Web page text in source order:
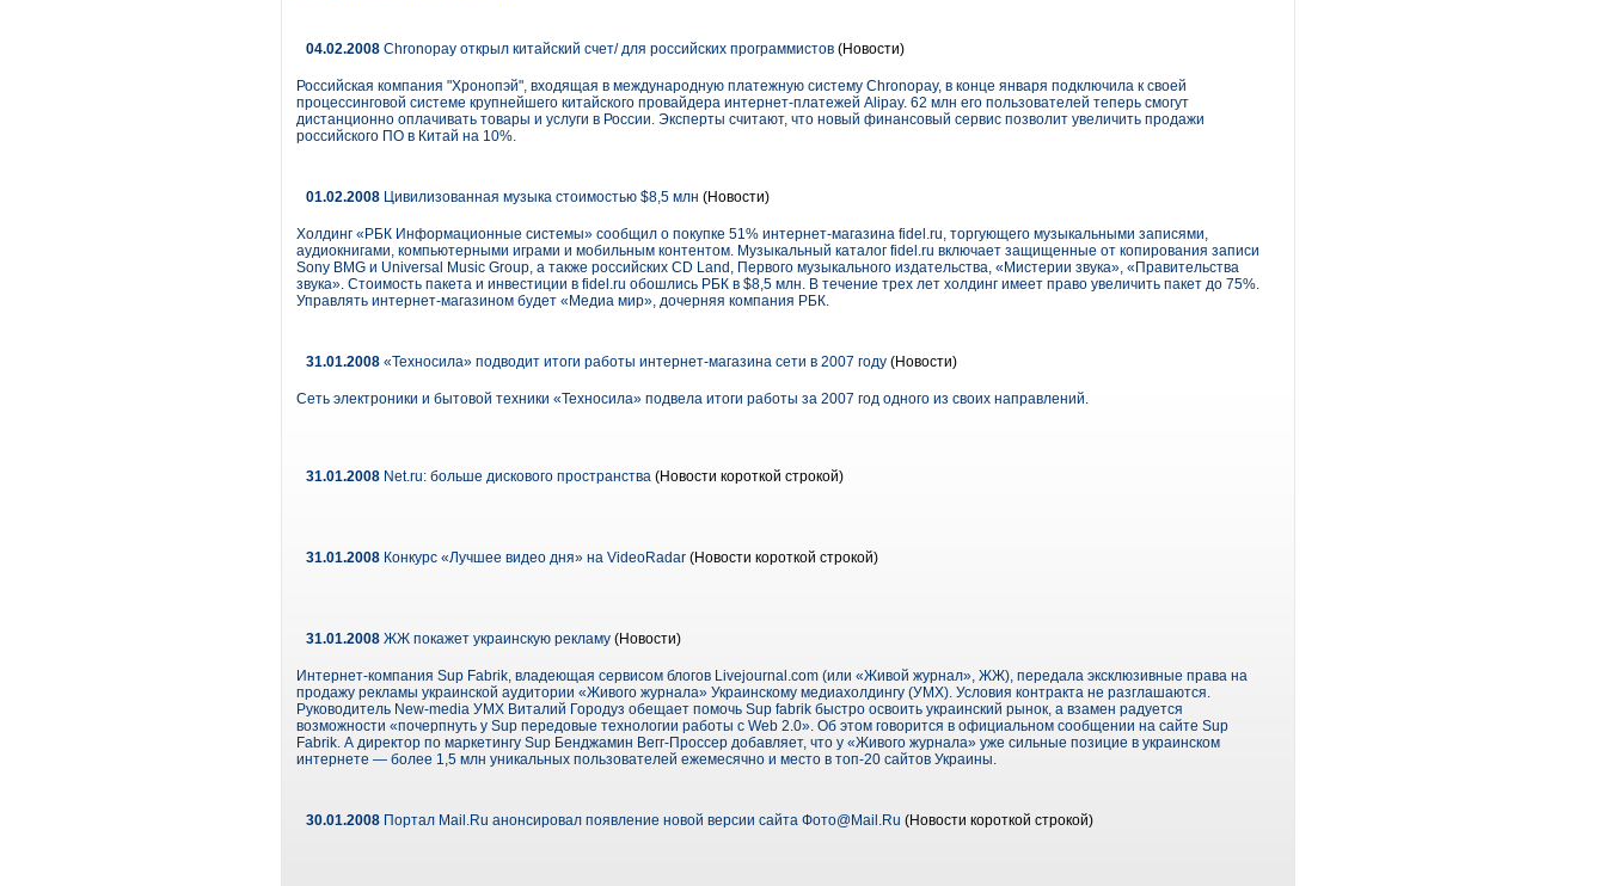
04.02.2008 Chronopay открыл китайский счет/ для российских программистов (Новости)
Российская компания "Хронопэй", входящая в международную платежную систему Chronopay, в конце января подключила к своей
процессинговой системе крупнейшего китайского провайдера интернет-платежей Alipay. 62 млн его пользователей теперь смогут
дистанционно оплачивать товары и услуги в России. Эксперты считают, что новый финансовый сервис позволит увеличить продажи
российского ПО в Китай на 10%.
01.02.2008 Цивилизованная музыка стоимостью $8,5 млн (Новости)
Холдинг «РБК Информационные системы» сообщил о покупке 51% интернет-магазина fidel.ru, торгующего музыкальными записями,
аудиокнигами, компьютерными играми и мобильным контентом. Музыкальный каталог fidel.ru включает защищенные от копирования записи
Sony BMG и Universal Music Group, а также российских СD Land, Первого музыкального издательства, «Мистерии звука», «Правительства
звука». Стоимость пакета и инвестиции в fidel.ru обошлись РБК в $8,5 млн. В течение трех лет холдинг имеет право увеличить пакет до 75%.
Управлять интернет-магазином будет «Медиа мир», дочерняя компания РБК.
31.01.2008 «Техносила» подводит итоги работы интернет-магазина сети в 2007 году (Новости)
Сеть электроники и бытовой техники «Техносила» подвела итоги работы за 2007 год одного из своих направлений.
31.01.2008 Net.ru: больше дискового пространства (Новости короткой строкой)
31.01.2008 Конкурс «Лучшее видео дня» на VideoRadar (Новости короткой строкой)
31.01.2008 ЖЖ покажет украинскую рекламу (Новости)
Интернет-компания Sup Fabrik, владеющая сервисом блогов Livejournal.com (или «Живой журнал», ЖЖ), передала эксклюзивные права на
продажу рекламы украинской аудитории «Живого журнала» Украинскому медиахолдингу (УМХ). Условия контракта не разглашаются.
Руководитель New-media УМХ Виталий Городуз обещает помочь Sup fabrik быстро освоить украинский рынок, а взамен радуется
возможности «почерпнуть у Sup передовые технологии работы с Web 2.0». Об этом говорится в официальном сообщении на сайте Sup
Fabrik. А директор по маркетингу Sup Бенджамин Вегг-Проссер добавляет, что у «Живого журнала» уже сильные позицие в украинском
интернете — более 1,5 млн уникальных пользователей ежемесячно и место в топ-20 сайтов Украины.
30.01.2008 Портал Mail.Ru анонсировал появление новой версии сайта Фото@Mail.Ru (Новости короткой строкой)